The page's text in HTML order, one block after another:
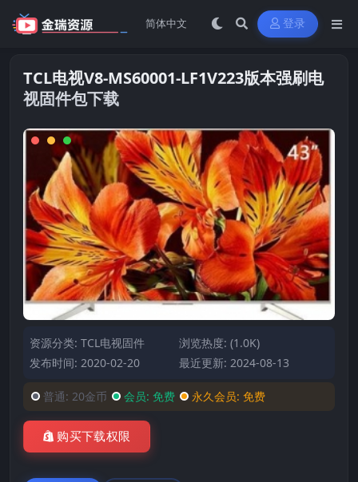
登录
TCL电视V8-MS60001-LF1V223版本强刷电
视固件包下载
资源分类: TCL电视固件
浏览热度: (1.0K)
发布时间: 2020-02-20
最近更新: 2024-08-13
普通: 20金币 会员: 免费 永久会员: 免费
购买下载权限